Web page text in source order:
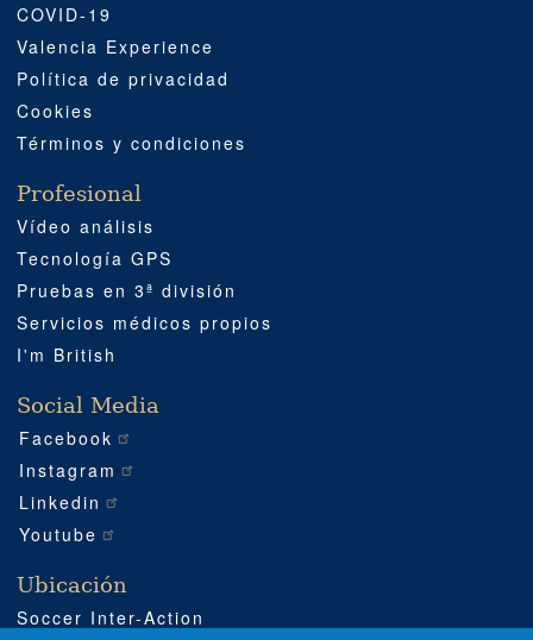
COVID-19
Valencia Experience
Política de privacidad
Cookies
Términos y condiciones
Profesional
Vídeo análisis
Tecnología GPS
Pruebas en 3ª división
Servicios médicos propios
I'm British
Social Media
Facebook
Instagram
Linkedin
Youtube
Ubicación
Soccer Inter-Action